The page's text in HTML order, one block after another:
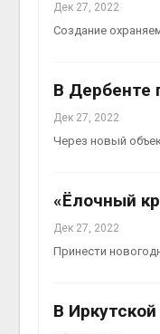
Дек 27, 2022
Создание
В Дербенте
Дек 27, 2022
Через новый
«Ёлочный
Дек 27, 2022
Принести
В